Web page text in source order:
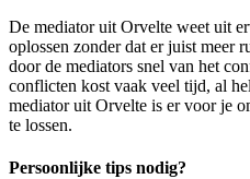
De mediator uit Orvelte weet uit
oplossen zonder dat er juist meer
door de mediators snel van het
conflicten kost vaak veel tijd, al
mediator uit Orvelte is er voor je
te lossen.
Persoonlijke tips nodig?